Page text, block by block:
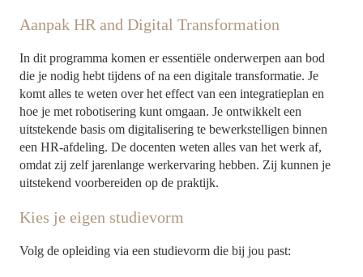
Aanpak HR and Digital Transformation
In dit programma komen er essentiële onderwerpen aan bod
die je nodig hebt tijdens of na een digitale transformatie. Je
komt alles te weten over het effect van een integratieplan en
hoe je met robotisering kunt omgaan. Je ontwikkelt een
uitstekende basis om digitalisering te bewerkstelligen binnen
een HR-afdeling. De docenten weten alles van het werk af,
omdat zij zelf jarenlange werkervaring hebben. Zij kunnen je
uitstekend voorbereiden op de praktijk.
Kies je eigen studievorm
Volg de opleiding via een studievorm die bij jou past: